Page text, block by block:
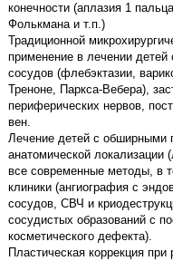
конечности (аплазия 1
Фолькмана и т.п.)
Традиционной
применение в лечении
сосудов (флебэктазии,
Треноне, Паркса-Вебера),
периферических нервов,
вен.
Лечение детей с обширными
анатомической локализации
все современные методы, в
клиники (ангиография с
сосудов, СВЧ и
сосудистых образований с
косметического дефекта).
Пластическая коррекция